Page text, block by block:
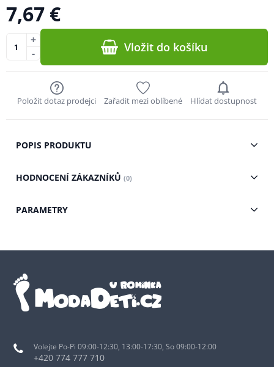
7,67 €
-
+ Vložit do košíku
Položit dotaz prodejci Zařadit mezi oblíbené Hlídat dostupnost
POPIS PRODUKTU
HODNOCENÍ ZÁKAZNÍKŮ (0)
PARAMETRY
Volejte Po-Pi 09:00-12:30, 13:00-17:30, So 09:00-12:00
+420 774 777 710